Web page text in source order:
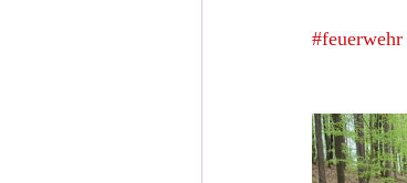
#feuerwehr